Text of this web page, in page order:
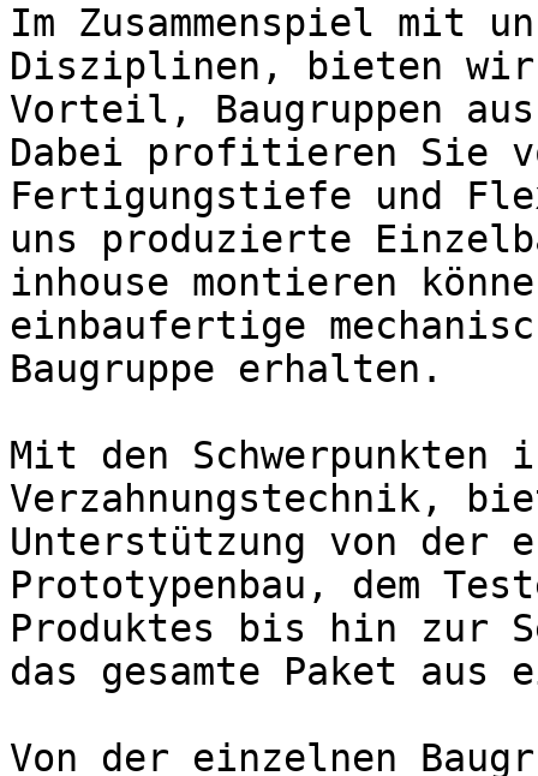
Im Zusammenspiel mit
Disziplinen, bieten wir
Vorteil, Baugruppen
Dabei profitieren Sie
Fertigungstiefe und
uns produzierte
inhouse montieren
einbaufertige
Baugruppe erhalten.
Mit den
Verzahnungstechnik,
Unterstützung von der
Prototypenbau, dem
Produktes bis hin zur
das gesamte Paket aus
Von der einzelnen